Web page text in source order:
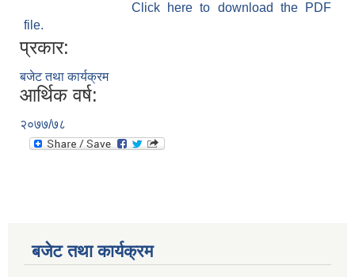
Click here to download the PDF
file.
प्रकार:
बजेट तथा कार्यक्रम
आर्थिक वर्ष:
२०७७/७८
बजेट तथा कार्यक्रम